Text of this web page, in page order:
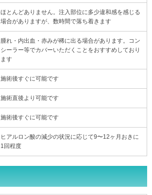
ほとんどありません。注入部位に多少違和感を感じる
場合がありますが、数時間で落ち着きます
腫れ・内出血・赤みが稀に出る場合があります。コン
シーラー等でカバーいただくことをおすすめしており
ます
施術後すぐに可能です
施術直後より可能です
施術後すぐに可能です
ヒアルロン酸の減少の状況に応じて9〜12ヶ月おきに
1回程度